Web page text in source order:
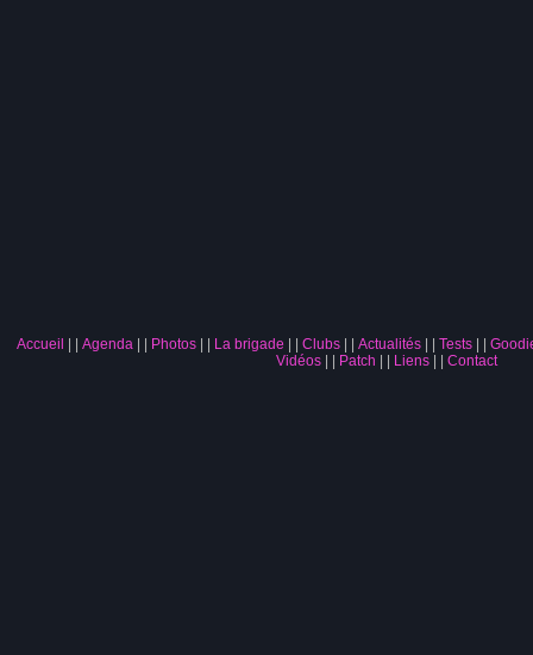
Accueil Agenda| Photos| La brigade Clubs| Actualités| Tests|
Vidéos| Patch Liens| Contact